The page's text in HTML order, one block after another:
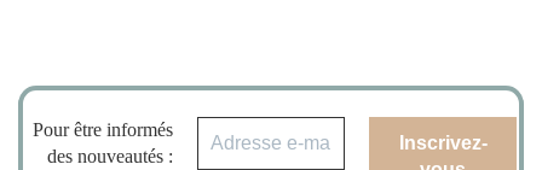
Pour être informés
des nouveautés :